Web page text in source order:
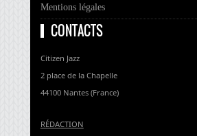
Mentions légales
CONTACTS
Citizen Jazz
2 place de la Chapelle
44100 Nantes (France)
RÉDACTION